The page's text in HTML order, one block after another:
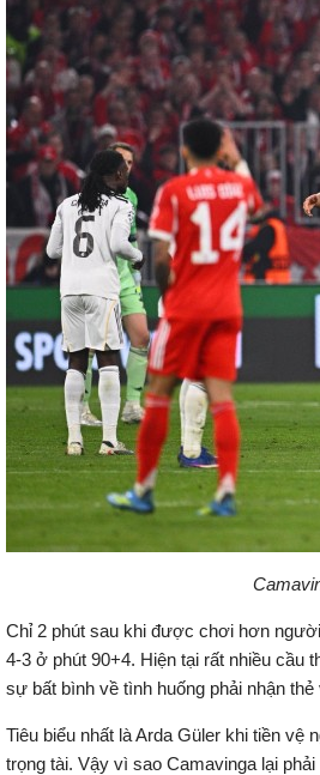
Chỉ 2 phút sau khi được chơi hơn
4-3 ở phút 90+4. Hiện tại rất nhiều cầu
sự bất bình về tình huống phải nhận
Tiêu biểu nhất là Arda Güler khi tiền
trọng tài. Vậy vì sao Camavinga lại